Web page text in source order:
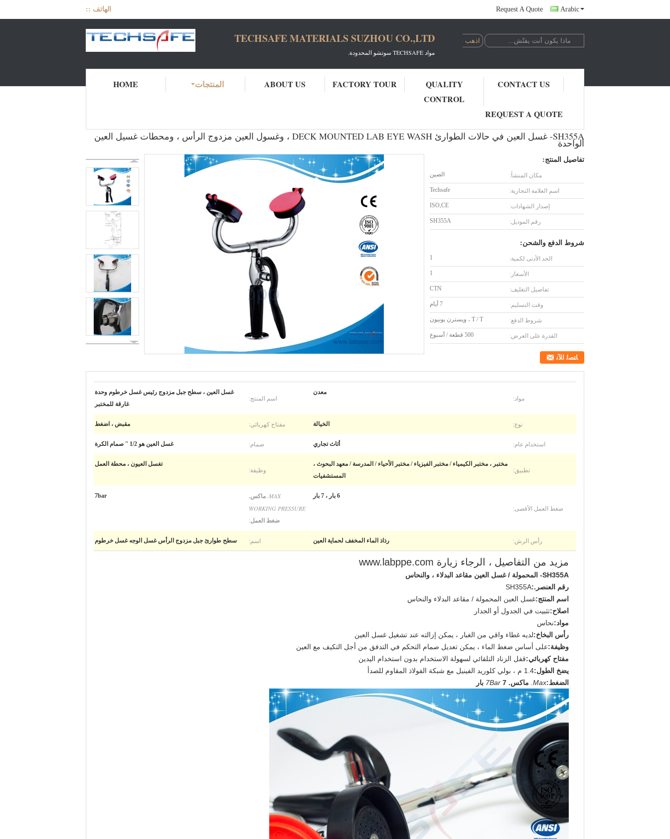
الهاتف :: Request A Quote Arabic
TECHSAFE MATERIALS SUZHOU CO.,LTD
مواد TECHSAFE سوتشو المحدودة.
HOME المنتجات ABOUT US FACTORY TOUR
QUALITY
CONTROL
CONTACT US
REQUEST A QUOTE
SH355A- غسل العين في حالات الطوارئ DECK MOUNTED LAB EYE WASH ، وغسول العين مزدوج الرأس ، ومحطات غسيل العين
الواحدة
تفاصيل المنتج:
مكان المنشأ: الصين
اسم العلامة التجارية: Techsafe
إصدار الشهادات: ISO,CE
رقم الموديل: SH355A
شروط الدفع والشحن:
الحد الأدنى لكمية: 1
الأسعار: 1
تفاصيل التغليف: CTN
وقت التسليم: 7 أيام
شروط الدفع: T / T ، ويسترن يونيون
القدرة على العرض: 500 قطعة / أسبوع
ﺎﺘﺼﻟ ﺍﻶﻧ
مواد:
معدن
اسم المنتج:
غسل العين ، سطح جبل مزدوج رئيس غسل خرطوم وحدة
غارقة للمختبر
نوع: الخيالة مفتاح كهربائي: مقبض ، اضغط
استخدام عام: أثاث تجاري صمام: غسل العين هو 1/2 '' صمام الكرة
تطبيق:
مختبر ، مختبر الكيمياء / مختبر الفيزياء / مختبر الأحياء / المدرسة / معهد البحوث ،
المستشفيات
وظيفة:
تغسل العيون ، محطة العمل
ضغط العمل الأقصى:
6 بار ، 7 بار MAX. ماكس.
WORKING PRESSURE
ضغط العمل:
7bar
رأس الرش: رذاذ الماء المخفف لحماية العين اسم: سطح طوارئ جبل مزدوج الرأس غسل الوجه غسل ​​خرطوم
مزيد من التفاصيل ، الرجاء زيارة www.labppe.com
SH355A- المحمولة / غسل العين مقاعد البدلاء ، والنحاس
رقم العنصر.:SH355A
اسم المنتج:غسل العين المحمولة / مقاعد البدلاء والنحاس
اصلاح:تثبيت في الجدول أو الجدار
مواد:نحاس
رأس البخاخ:لديه غطاء واقي من الغبار ، يمكن إزالته عند تشغيل غسل العين
وظيفة:على أساس ضغط الماء ، يمكن تعديل صمام التحكم في التدفق من أجل التكيف مع العين
مفتاح كهربائي:قفل الزناد التلقائي لسهولة الاستخدام بدون استخدام اليدين
يضخ الطول:1.4 م ، بولي كلوريد الفينيل مع شبكة الفولاذ المقاوم للصدأ
الضغط:Max. ماكس. 7Bar 7 بار